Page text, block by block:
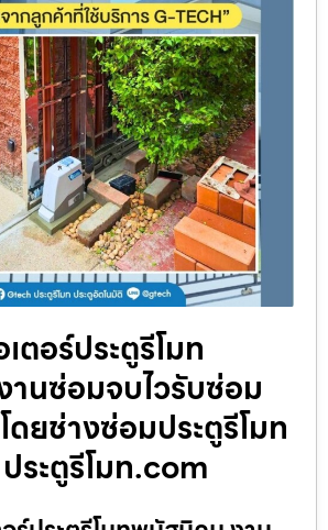
ตอร์ประตูรีโมท
นซ่อมจบไวรับซ่อม
ดยช่างซ่อมประตูรีโมท
ระตูรีโมท.com